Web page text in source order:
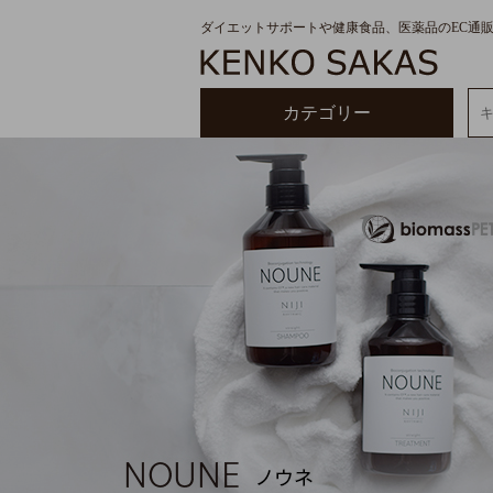
ダイエットサポートや健康食品、医薬品のEC通販
カテゴリー